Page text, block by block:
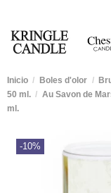
Inicio Boles d'olor
50 ml.
Au Savon de
ml.
-10%